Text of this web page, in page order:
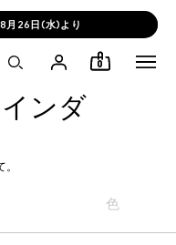
月26日(水)より
0
ンダ
色